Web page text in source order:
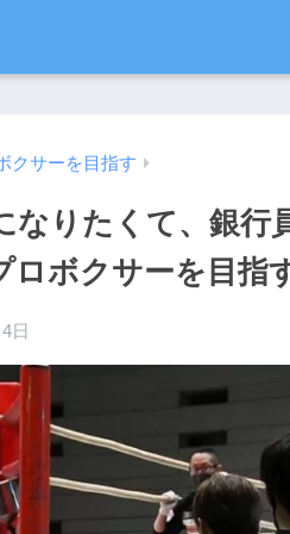
クサーを目指す
りたくて、銀行
ボクサーを目指
日